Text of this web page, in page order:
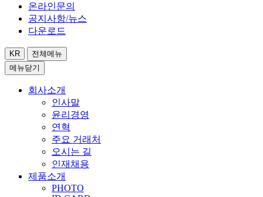
온라인문의
공지사항/뉴스
다운로드
KR
전체메뉴
메뉴닫기
회사소개
인사말
윤리경영
연혁
주요 거래처
오시는 길
인재채용
제품소개
PHOTO